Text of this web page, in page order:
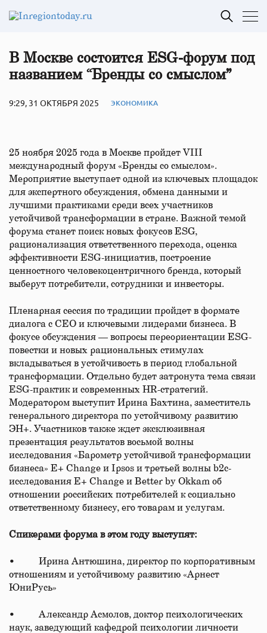
В Москве состоится ESG-форум под
названием “Бренды со смыслом”
9:29, 31 ОКТЯБРЯ 2025 ЭКОНОМИКА
25 ноября 2025 года в Москве пройдет VIII
международный форум «Бренды со смыслом».
Мероприятие выступает одной из ключевых площадок
для экспертного обсуждения, обмена данными и
лучшими практиками среди всех участников
устойчивой трансформации в стране. Важной темой
форума станет поиск новых фокусов ESG,
рационализация ответственного перехода, оценка
эффективности ESG-инициатив, построение
ценностного человекоцентричного бренда, который
выберут потребители, сотрудники и инвесторы.
Пленарная сессия по традиции пройдет в формате
диалога с CEO и ключевыми лидерами бизнеса. В
фокусе обсуждения — вопросы переориентации ESG-
повестки и новых рациональных стимулах
вкладываться в устойчивость в период глобальной
трансформации. Отдельно будет затронута тема связи
ESG-практик и современных HR-стратегий.
Модератором выступит Ирина Бахтина, заместитель
генерального директора по устойчивому развитию
ЭН+. Участников также ждет эксклюзивная
презентация результатов восьмой волны
исследования «Барометр устойчивой трансформации
бизнеса» E+ Change и Ipsos и третьей волны b2c-
исследования E+ Change и Better by Okkam об
отношении российских потребителей к социально
ответственному бизнесу, его товарам и услугам.
Спикерами форума в этом году выступят:
• Ирина Антюшина, директор по корпоративным
отношениям и устойчивому развитию «Арнест
ЮниРусь»
• Александр Асмолов, доктор психологических
наук, заведующий кафедрой психологии личности